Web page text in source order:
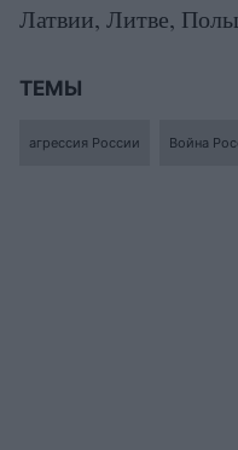
Латвии, Литве,
ТЕМЫ
агрессия России Война